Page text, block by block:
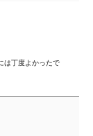
は丁度よかったで